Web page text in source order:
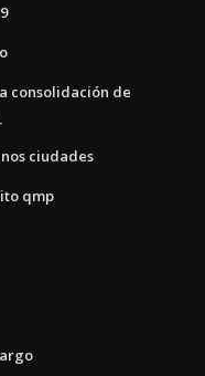
consolidación de
ciudades
qmp